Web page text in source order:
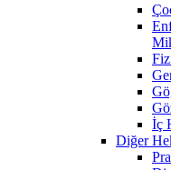
İç
Diğer